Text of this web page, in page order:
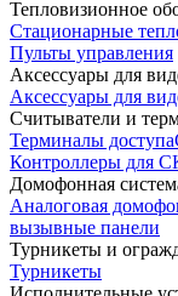
Тепловизионное
Стационарные
Пульты управления
Аксессуары для
Аксессуары для
Считыватели и
Терминалы доступа
Контроллеры для
Домофонная
Аналоговая
вызывные панели
Турникеты и
Турникеты